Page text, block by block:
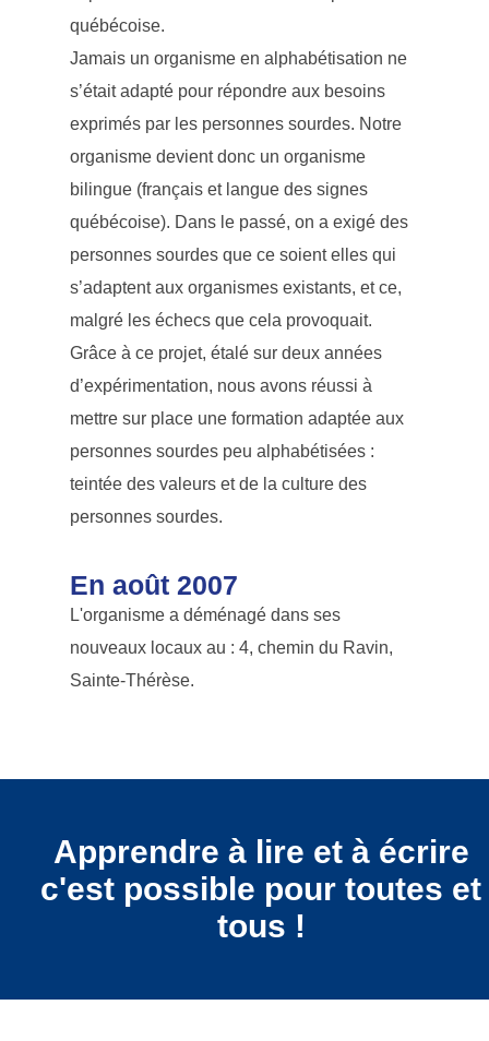
québécoise.
Jamais un organisme en alphabétisation ne
s’était adapté pour répondre aux besoins
exprimés par les personnes sourdes. Notre
organisme devient donc un organisme
bilingue (français et langue des signes
québécoise). Dans le passé, on a exigé des
personnes sourdes que ce soient elles qui
s’adaptent aux organismes existants, et ce,
malgré les échecs que cela provoquait.
Grâce à ce projet, étalé sur deux années
d’expérimentation, nous avons réussi à
mettre sur place une formation adaptée aux
personnes sourdes peu alphabétisées :
teintée des valeurs et de la culture des
personnes sourdes.
En août 2007
L'organisme a déménagé dans ses
nouveaux locaux au : 4, chemin du Ravin,
Sainte-Thérèse.
Apprendre à lire et à écrire
c'est possible pour toutes et
tous !